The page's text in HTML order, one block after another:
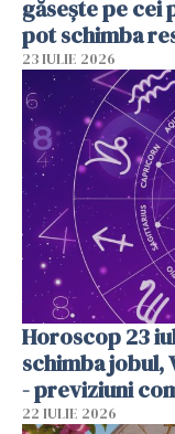
găsește pe cei
pot schimba
23 IULIE 2026
Horoscop 23
schimba jobul,
- previziuni
22 IULIE 2026